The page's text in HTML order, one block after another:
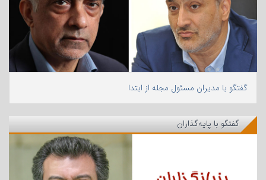
گفتگو با مدیران مسئول مجله از ابتدا
گفتگو با پایه‌گذاران